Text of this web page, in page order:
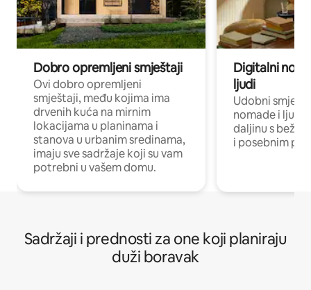
Dobro opremljeni smještaji
Ovi dobro opremljeni
smještaji, među kojima ima
drvenih kuća na mirnim
lokacijama u planinama i
stanova u urbanim sredinama,
imaju sve sadržaje koji su vam
potrebni u vašem domu.
Digitalni
ljudi
Udobni
nomade i ljude
daljinu s
i posebnim
Sadržaji i prednosti za one koji planiraju
duži boravak